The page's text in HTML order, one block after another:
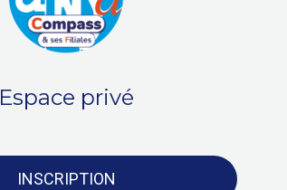
Espace privé
INSCRIPTION